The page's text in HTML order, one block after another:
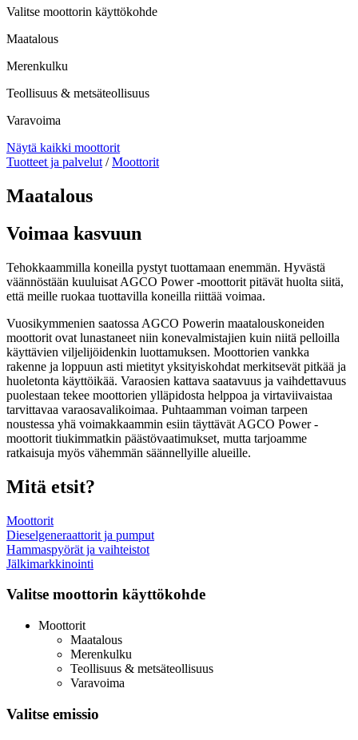
Valitse moottorin käyttökohde
Maatalous
Merenkulku
Teollisuus & metsäteollisuus
Varavoima
Näytä kaikki moottorit
Tuotteet ja palvelut /Moottorit
Maatalous
Voimaa kasvuun
Tehokkaammilla koneilla pystyt tuottamaan enemmän. Hyvästä
väännöstään kuuluisat AGCO Power -moottorit pitävät huolta siitä,
että meille ruokaa tuottavilla koneilla riittää voimaa.
Vuosikymmenien saatossa AGCO Powerin maatalouskoneiden
moottorit ovat lunastaneet niin konevalmistajien kuin niitä pelloilla
käyttävien viljelijöidenkin luottamuksen. Moottorien vankka
rakenne ja loppuun asti mietityt yksityiskohdat merkitsevät pitkää ja
huoletonta käyttöikää. Varaosien kattava saatavuus ja vaihdettavuus
puolestaan tekee moottorien ylläpidosta helppoa ja virtaviivaistaa
tarvittavaa varaosavalikoimaa. Puhtaamman voiman tarpeen
noustessa yhä voimakkaammin esiin täyttävät AGCO Power -
moottorit tiukimmatkin päästövaatimukset, mutta tarjoamme
ratkaisuja myös vähemmän säännellyille alueille.
Mitä etsit?
Moottorit
Dieselgeneraattorit ja pumput
Hammaspyörät ja vaihteistot
Jälkimarkkinointi
Valitse moottorin käyttökohde
Moottorit
Maatalous
Merenkulku
Teollisuus & metsäteollisuus
Varavoima
Valitse emissio